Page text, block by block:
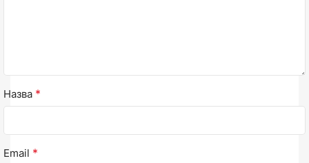
Назва *
Email *